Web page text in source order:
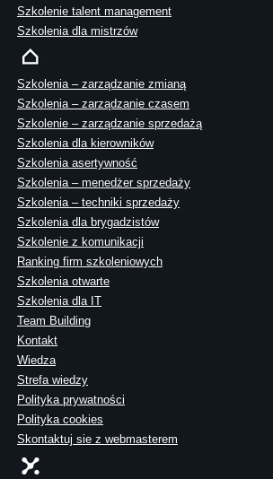
Szkolenie talent management
Szkolenia dla mistrzów
Szkolenia – zarządzanie zmianą
Szkolenia – zarządzanie czasem
Szkolenie – zarządzanie sprzedażą
Szkolenia dla kierowników
Szkolenia asertywność
Szkolenia – menedżer sprzedaży
Szkolenia – techniki sprzedaży
Szkolenia dla brygadzistów
Szkolenie z komunikacji
Ranking firm szkoleniowych
Szkolenia otwarte
Szkolenia dla IT
Team Building
Kontakt
Wiedza
Strefa wiedzy
Polityka prywatności
Polityka cookies
Skontaktuj sie z webmasterem